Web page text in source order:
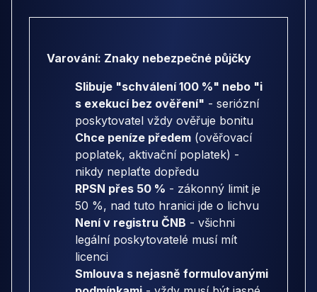
Varování: Znaky nebezpečné půjčky
Slibuje "schválení 100 %" nebo "i
s exekucí bez ověření" - seriózní
poskytovatel vždy ověřuje bonitu
Chce peníze předem (ověřovací
poplatek, aktivační poplatek) -
nikdy neplaťte dopředu
RPSN přes 50 % - zákonný limit je
50 %, nad tuto hranici jde o lichvu
Není v registru ČNB - všichni
legální poskytovatelé musí mít
licenci
Smlouva s nejasně formulovanými